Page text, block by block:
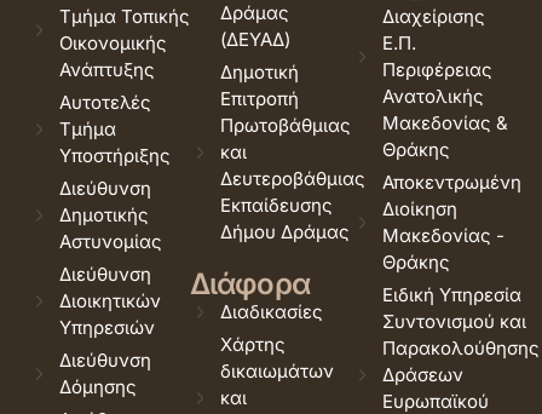
Τμήμα Τοπικής
Οικονομικής
Ανάπτυξης
Αυτοτελές
Τμήμα
Υποστήριξης
Διεύθυνση
Δημοτικής
Αστυνομίας
Διεύθυνση
Διοικητικών
Υπηρεσιών
Διεύθυνση
Δόμησης
Δράμας
(ΔΕΥΑΔ)
Δημοτική
Επιτροπή
Πρωτοβάθμιας
και
Δευτεροβάθμιας
Εκπαίδευσης
Δήμου Δράμας
Διάφορα
Διαδικασίες
Χάρτης
δικαιωμάτων
και
Διαχείρισης
Ε.Π.
Περιφέρειας
Ανατολικής
Μακεδονίας &
Θράκης
Αποκεντρωμένη
Διοίκηση
Μακεδονίας -
Θράκης
Ειδική Υπηρεσία
Συντονισμού και
Παρακολούθησης
Δράσεων
Ευρωπαϊκού